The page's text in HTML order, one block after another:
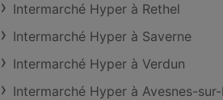
Intermarché Hyper à Rethel
Intermarché Hyper à Saverne
Intermarché Hyper à Verdun
Intermarché Hyper à Avesnes-